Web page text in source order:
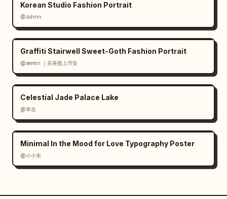
Korean Studio Fashion Portrait
@Johnn
Graffiti Stairwell Sweet-Goth Fashion Portrait
@serein ｜买美股上币安
Celestial Jade Palace Lake
@李岳
Minimal In the Mood for Love Typography Poster
@小小东